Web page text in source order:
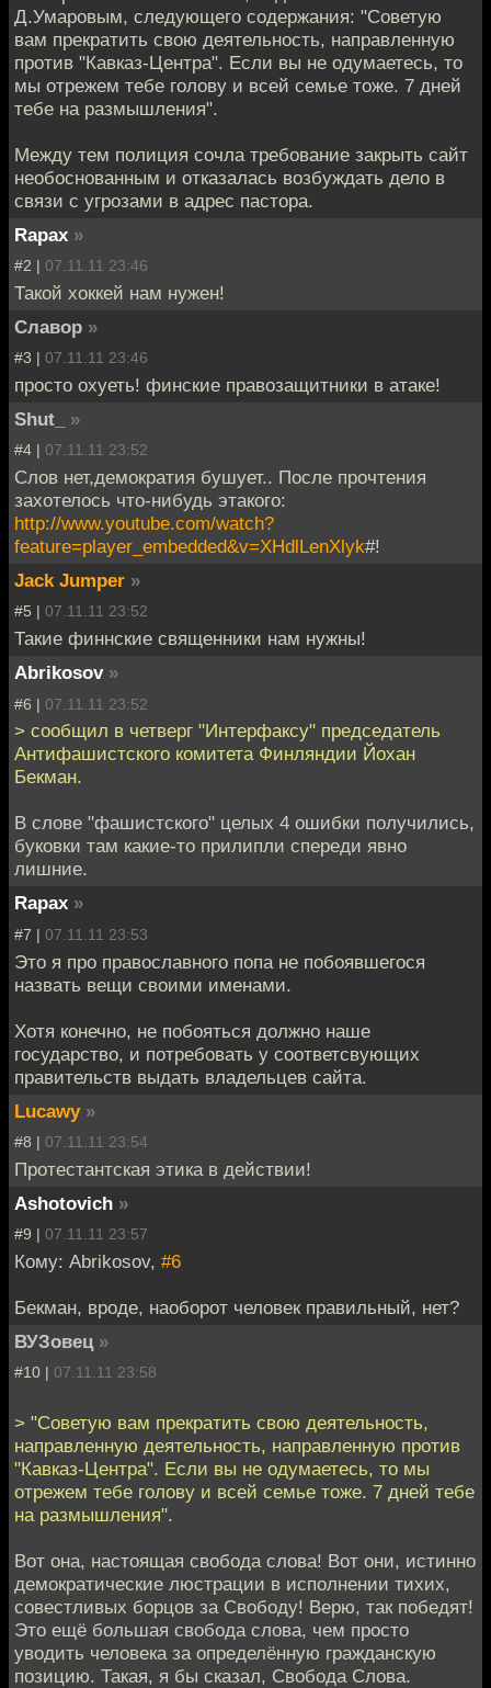
Д.Умаровым, следующего содержания: "Советую
вам прекратить свою деятельность, направленную
против "Кавказ-Центра". Если вы не одумаетесь, то
мы отрежем тебе голову и всей семье тоже. 7 дней
тебе на размышления".
Между тем полиция сочла требование закрыть сайт
необоснованным и отказалась возбуждать дело в
связи с угрозами в адрес пастора.
Rapax »
#2 | 07.11.11 23:46
Такой хоккей нам нужен!
Славор »
#3 | 07.11.11 23:46
просто охуеть! финские правозащитники в атаке!
Shut_
»
#4 | 07.11.11 23:52
Слов нет,демократия бушует.. После прочтения
захотелось что-нибудь этакого:
http://www.youtube.com/watch?
feature=player_embedded&v=XHdlLenXlyk#!
Jack Jumper »
#5 | 07.11.11 23:52
Такие финнские священники нам нужны!
Abrikosov »
#6 | 07.11.11 23:52
> сообщил в четверг "Интерфаксу" председатель
Антифашистского комитета Финляндии Йохан
Бекман.
В слове "фашистского" целых 4 ошибки получились,
буковки там какие-то прилипли спереди явно
лишние.
Rapax »
#7 | 07.11.11 23:53
Это я про православного попа не побоявшегося
назвать вещи своими именами.
Хотя конечно, не побояться должно наше
государство, и потребовать у соответсвующих
правительств выдать владельцев сайта.
Lucawy »
#8 | 07.11.11 23:54
Протестантская этика в действии!
Ashotovich »
#9 | 07.11.11 23:57
Кому: Abrikosov, #6
Бекман, вроде, наоборот человек правильный, нет?
ВУЗовец »
#10 | 07.11.11 23:58
> "Советую вам прекратить свою деятельность,
направленную деятельность, направленную против
"Кавказ-Центра". Если вы не одумаетесь, то мы
отрежем тебе голову и всей семье тоже. 7 дней тебе
на размышления".
Вот она, настоящая свобода слова! Вот они, истинно
демократические люстрации в исполнении тихих,
совестливых борцов за Свободу! Верю, так победят!
Это ещё большая свобода слова, чем просто
уводить человека за определённую гражданскую
позицию. Такая, я бы сказал, Свобода Слова.